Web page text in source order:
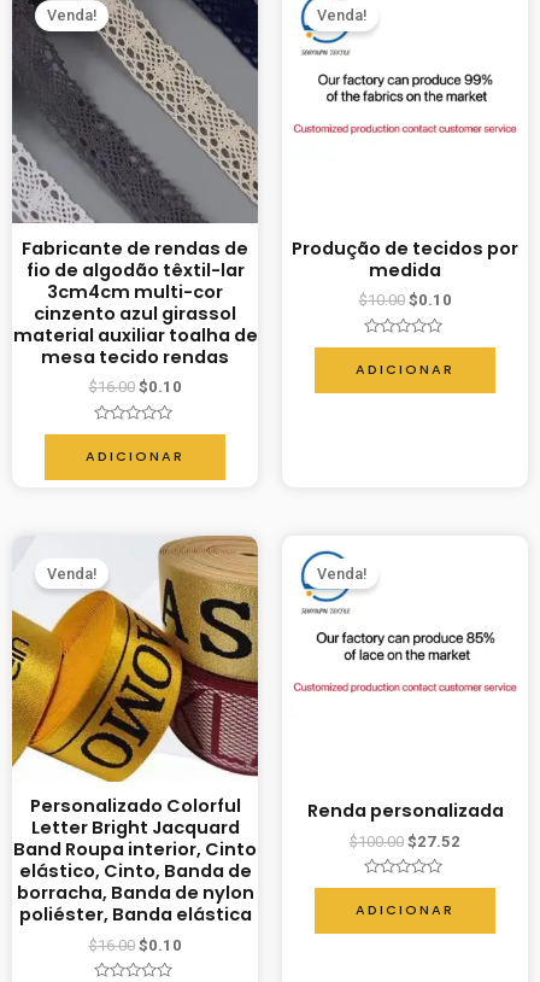
Venda!
Fabricante de rendas de
fio de algodão têxtil-lar
3cm4cm multi-cor
cinzento azul girassol
material auxiliar toalha de
mesa tecido rendas
$16.00 $0.10
Avaliação
0
de
5
ADICIONAR
Venda!
Produção de tecidos por
medida
$10.00 $0.10
Avaliação
0
de
5
ADICIONAR
Venda!
Personalizado Colorful
Letter Bright Jacquard
Band Roupa interior, Cinto
elástico, Cinto, Banda de
borracha, Banda de nylon
poliéster, Banda elástica
$16.00 $0.10
Venda!
Renda personalizada
$100.00 $27.52
Avaliação
0
de
5
ADICIONAR